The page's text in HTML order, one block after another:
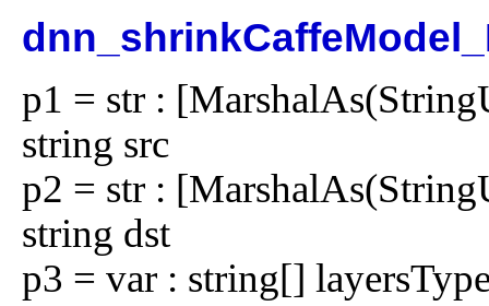
p1 = str :
string src
p2 = str :
string dst
p3 = var : string[]